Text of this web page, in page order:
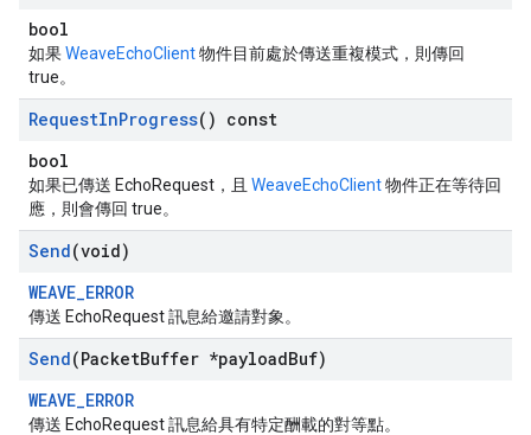
bool
如果WeaveEchoClient物件目前處於傳送重複模式，則傳回
true。
RequestInProgress() const
bool
如果已傳送 EchoRequest，且 WeaveEchoClient物件正在等待回
應，則會傳回 true。
Send(void)
WEAVE_ERROR
傳送 EchoRequest 訊息給邀請對象。
Send(PacketBuffer *payloadBuf)
WEAVE_ERROR
傳送 EchoRequest 訊息給具有特定酬載的對等點。